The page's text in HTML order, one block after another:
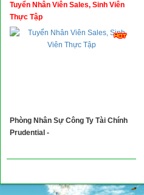
Ô Tô Xe Máy
Đồ Dùng Nội Ngoại Thất
Việc Làm
Tuyển Nhân Viên Sales, Sinh Viên
Thực Tập
Phòng Nhân Sự Công Ty Tài Chính
Prudential -